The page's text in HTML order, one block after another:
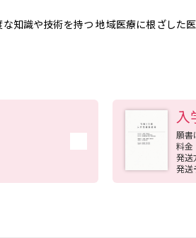
大学
大学で学べる内容
新増設大学・学部・学科
データサイエンス特集
進路の３択
新学年スタ
新学年スタート号特集ペ
知識や技術を持つ 地域医療に根ざした
入
願書
料金
発送
発送